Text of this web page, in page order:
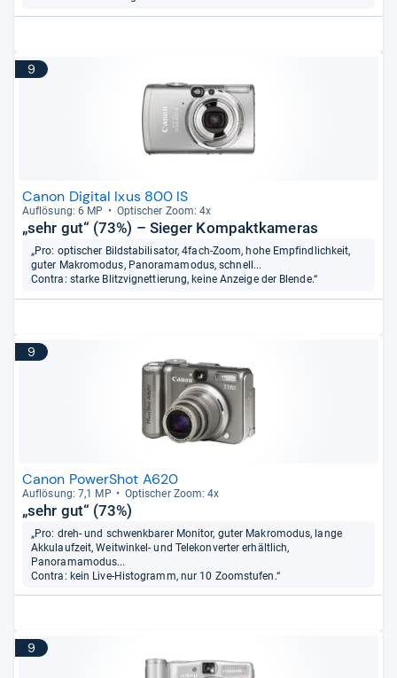
9
Canon Digital Ixus 800 IS
Auf­lö­sung: 6 MP Opti­scher Zoom: 4x
„sehr gut“ (73%) – Sieger Kompaktkameras
„Pro: optischer Bildstabilisator, 4fach-Zoom, hohe Empfindlichkeit,
guter Makromodus, Panoramamodus, schnell...
Contra: starke Blitzvignettierung, keine Anzeige der Blende.“
9
Canon PowerShot A620
Auf­lö­sung: 7,1 MP Opti­scher Zoom: 4x
„sehr gut“ (73%)
„Pro: dreh- und schwenkbarer Monitor, guter Makromodus, lange
Akkulaufzeit, Weitwinkel- und Telekonverter erhältlich,
Panoramamodus...
Contra: kein Live-Histogramm, nur 10 Zoomstufen.“
9